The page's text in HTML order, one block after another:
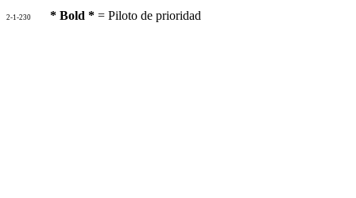
2-1-230 * Bold * = Piloto de prioridad